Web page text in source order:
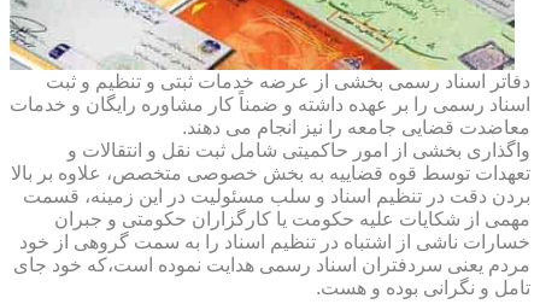
دفاتر اسناد رسمی بخشی از عرضه خدمات ثبتی و تنظیم و ثبت
اسناد رسمی را بر عهده داشته و ضمناً کار مشاوره رایگان و خدمات
معاضدت قضایی جامعه را نیز انجام می دهند.
واگذاری بخشی از امور حاکمیتی شامل ثبت نقل و انتقالات و
تعهدات توسط قوه قضاییه به بخش خصوصی متخصص، علاوه بر بالا
بردن دقت در تنظیم اسناد و سلب مسئولیت در این زمینه، قسمت
مهمی از شکایات علیه حکومت یا کارگزاران حکومتی و جبران
خسارات ناشی از اشتباه در تنظیم اسناد را به سمت گروهی از خود
مردم یعنی سردفتران اسناد رسمی هدایت نموده است،که خود جای
تامل و نگرانی بوده و هست.